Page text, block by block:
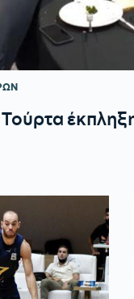
έκπληξη